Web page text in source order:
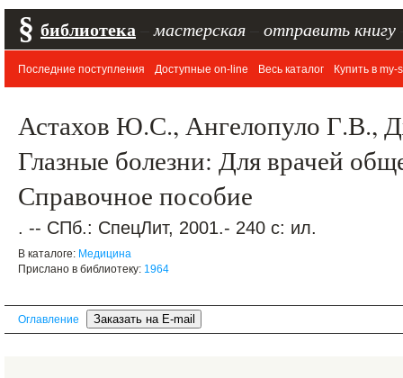
§ библиотека мастерская отправить книгу
Последние поступления Доступные on-line Весь каталог Купить в my-
Астахов Ю.С., Ангелопуло Г.В.,
Глазные болезни: Для врачей
Справочное пособие
. -- СПб.: СпецЛит, 2001.- 240 с: ил.
В каталоге: Медицина
Прислано в библиотеку: 1964
Оглавление